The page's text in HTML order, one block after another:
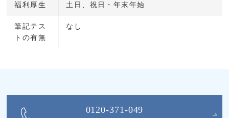
福利厚生 土日、祝日・年末年始
筆記テス
トの有無
なし
0120-371-049